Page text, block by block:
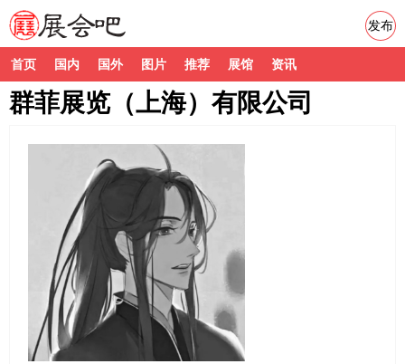
首页 国内 国外 图片 推荐 展馆 资讯
发布
群菲展览（上海）有限公司